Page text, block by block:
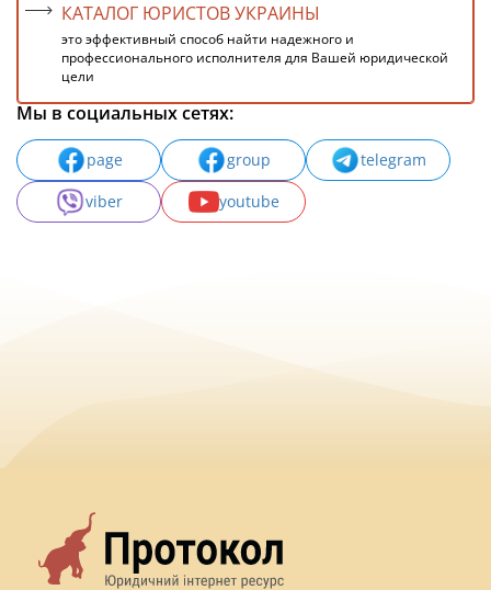
КАТАЛОГ ЮРИСТОВ УКРАИНЫ
это эффективный способ найти надежного и
профессионального исполнителя для Вашей юридической
цели
Мы в социальных сетях:
page group
telegram
viber
youtube